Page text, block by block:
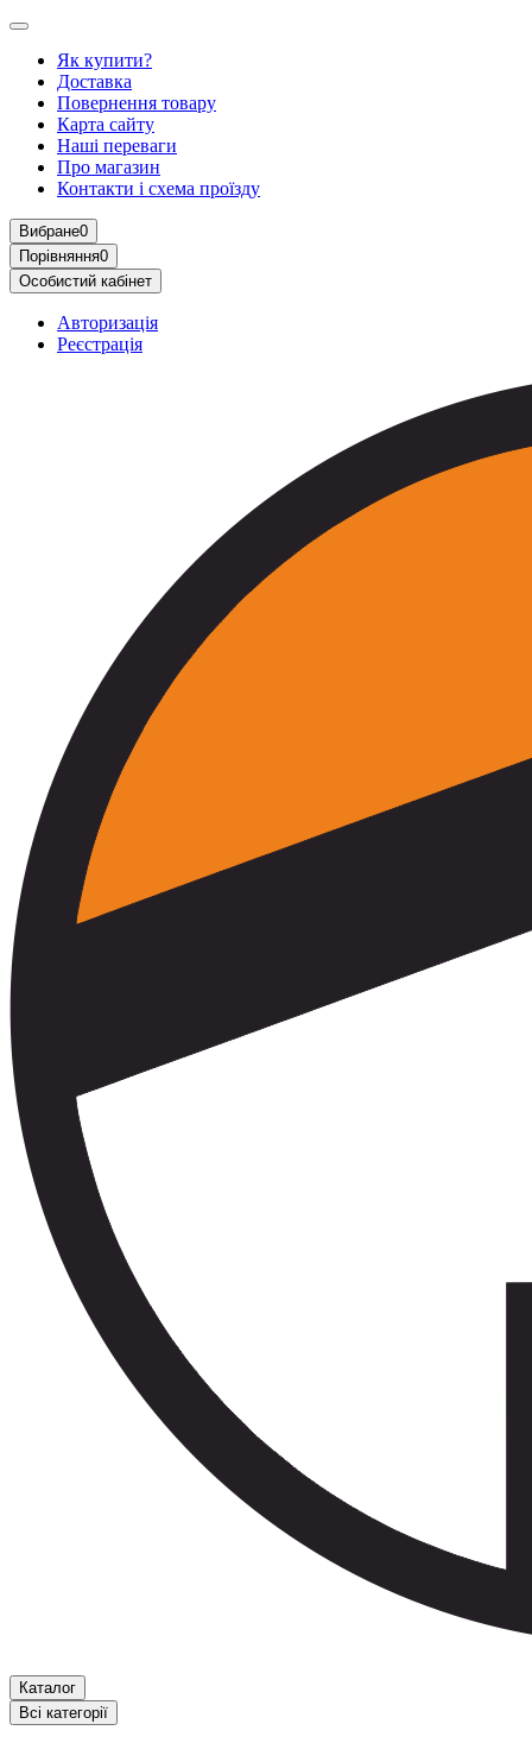
Як купити?
Доставка
Повернення товару
Карта сайту
Наші переваги
Про магазин
Контакти і схема проїзду
Вибране0
Порівняння0
Особистий кабінет
Авторизація
Реєстрація
Каталог
Всі категорії